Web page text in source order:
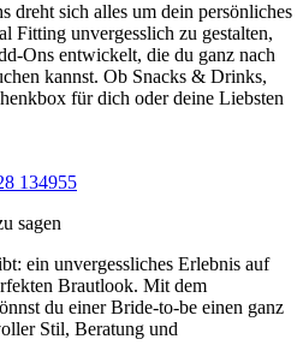
dreht sich alles um dein persönliches
Fitting unvergesslich zu gestalten,
Ons entwickelt, die du ganz nach
kannst. Ob Snacks & Drinks,
für dich oder deine Liebsten
sagen
ein unvergessliches Erlebnis auf
Brautlook. Mit dem
du einer Bride-to-be einen ganz
Stil, Beratung und